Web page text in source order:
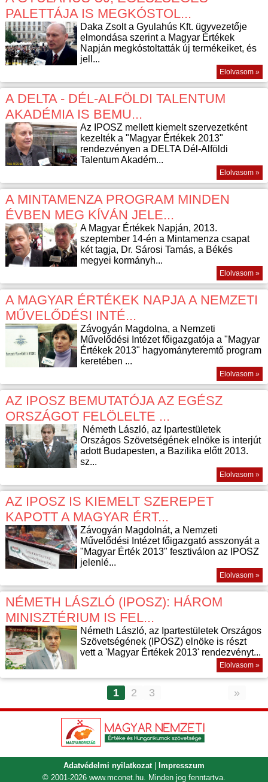
PALETTÁJA IS MEGKÓSTOL...
Daka Zsolt a Gyulahús Kft. ügyvezetője
elmondása szerint a Magyar Értékek
Napján megkóstoltatták új termékeiket, és
jell...
Elolvasom »
A DELTA - DÉL-ALFÖLDI TALENTUM
AKADÉMIA IS BEMU...
Az IPOSZ mellett kiemelt szervezetként
kezelték a "Magyar Értékek 2013"
rendezvényen a DELTA Dél-Alföldi
Talentum Akadém...
Elolvasom »
A MINTAMENZA PROGRAM MINDEN
ÉVBEN MEG KÍVÁN JELE...
A Magyar Értékek Napján, 2013.
szeptember 14-én a Mintamenza csapat
két tagja, Dr. Sárosi Tamás, a Békés
megyei kormányh...
Elolvasom »
A MAGYAR ÉRTÉKEK NAPJA A NEMZETI
MŰVELŐDÉSI INTÉ...
Závogyán Magdolna, a Nemzeti
Művelődési Intézet főigazgatója a "Magyar
Értékek 2013" hagyományteremtő program
keretében ...
Elolvasom »
AZ IPOSZ BEMUTATÓJA AZ EGÉSZ
ORSZÁGOT FELÖLELTE ...
Németh László, az Ipartestületek
Országos Szövetségének elnöke is interjút
adott Budapesten, a Bazilika előtt 2013.
sz...
Elolvasom »
AZ IPOSZ IS KIEMELT SZEREPET
KAPOTT A MAGYAR ÉRT...
Závogyán Magdolnát, a Nemzeti
Művelődési Intézet főigazgató asszonyát a
"Magyar Érték 2013" fesztiválon az IPOSZ
jelenlé...
Elolvasom »
NÉMETH LÁSZLÓ (IPOSZ): HÁROM
MINISZTÉRIUM IS FEL...
Németh László, az Ipartestületek Országos
Szövetségének (IPOSZ) elnöke is részt
vett a 'Magyar Értékek 2013' rendezvényt...
Elolvasom »
1 2 3 »
Adatvédelmi nyilatkozat|
Impresszum
© 2001-2026 www.mconet.hu. Minden jog fenntartva.